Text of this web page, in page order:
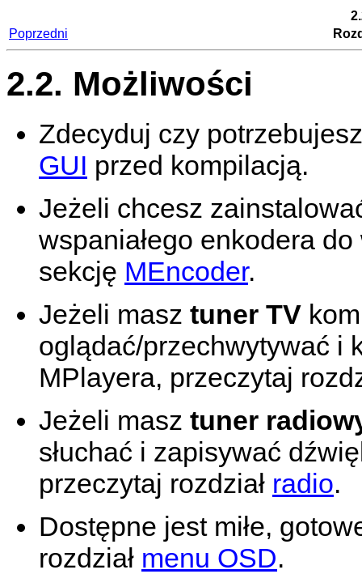
Poprzedni
2.2. Możliwości
Zdecyduj czy
GUI przed kompilacją.
Jeżeli chcesz
wspaniałego enkodera
sekcję MEncoder.
Jeżeli masz tuner TV
oglądać/przechwytywać i
MPlayera, przeczytaj
Jeżeli masz tuner
słuchać i zapisywać
przeczytaj rozdział radio.
Dostępne jest miłe,
rozdział menu OSD.